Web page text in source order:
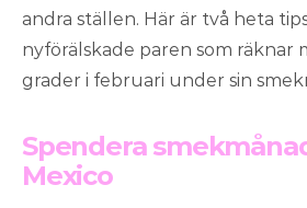
andra ställen. Här är två heta
nyförälskade paren som räknar
grader i februari under sin
Spendera
Mexico